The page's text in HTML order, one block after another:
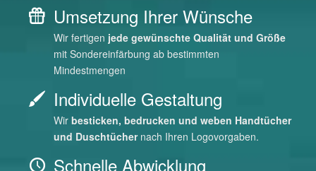
Wir
besticken, bedrucken und weben Handtücher
und Duschtücher nach Ihren Logovorgaben.
Schnelle Abwicklung
Alle Aufträge wickeln wir
ab.
Schnelle Angebotserstellung